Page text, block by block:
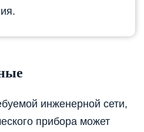
инженерной сети,
прибора может